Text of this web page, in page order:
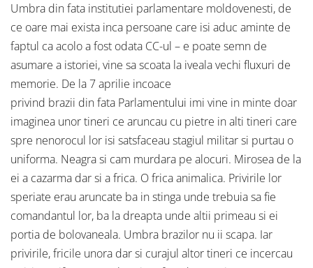
Umbra din fata institutiei parlamentare moldovenesti, de
ce oare mai exista inca persoane care isi aduc aminte de
faptul ca acolo a fost odata CC-ul – e poate semn de
asumare a istoriei, vine sa scoata la iveala vechi fluxuri de
memorie. De la 7 aprilie incoace
privind brazii din fata Parlamentului imi vine in minte doar
imaginea unor tineri ce aruncau cu pietre in alti tineri care
spre nenorocul lor isi satsfaceau stagiul militar si purtau o
uniforma. Neagra si cam murdara pe alocuri. Mirosea de la
ei a cazarma dar si a frica. O frica animalica. Privirile lor
speriate erau aruncate ba in stinga unde trebuia sa fie
comandantul lor, ba la dreapta unde altii primeau si ei
portia de bolovaneala. Umbra brazilor nu ii scapa. Iar
privirile, fricile unora dar si curajul altor tineri ce incercau